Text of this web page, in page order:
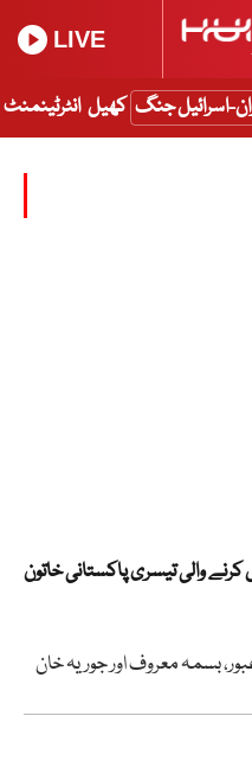
LIVE
اسرائیل جنگ کھیل انٹرٹینمنٹ
2 ہزار رنز مکمل کرنے والی تیسری پاکستانی خاتون
میل عبور، بسمہ معروف اور جوریہ خان